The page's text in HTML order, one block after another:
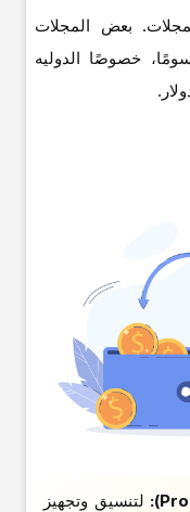
بعض المجلات
خصوصًا الدولیه
لتنسیق وتجهیز